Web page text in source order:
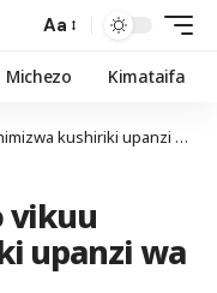
Aa
Michezo Kimataifa
kushiriki upanzi wa miti
vikuu
upanzi wa